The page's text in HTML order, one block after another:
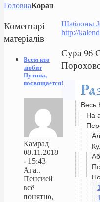
ГоловнаКоран
Шаблоны
http://
Сура 96
Весь
На
1
Коментарі
матеріалів
Всем кто
любит
Путина,
посвящается!
Камрад
08.11.2018
- 15:43
Ага..
Пенсией
всё
понятно,